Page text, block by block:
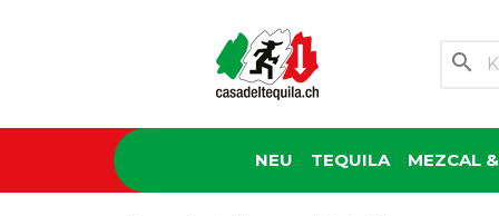
search
NEU TEQUILA MEZCAL